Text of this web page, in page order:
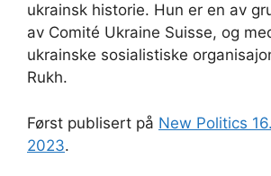
ukrainsk historie. Hun er en av
av Comité Ukraine Suisse, og
ukrainske sosialistiske
Rukh.
Først publisert på New Politics
2023.